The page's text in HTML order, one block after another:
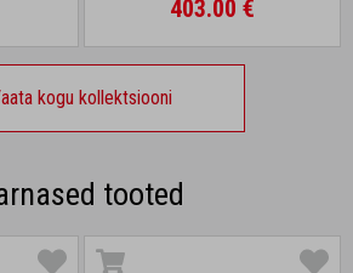
403.00 €
kogu kollektsiooni
tooted